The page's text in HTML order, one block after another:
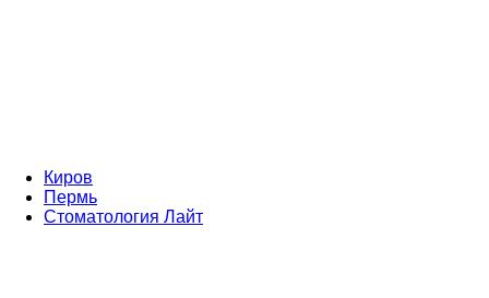
Киров
Пермь
Стоматология Лайт